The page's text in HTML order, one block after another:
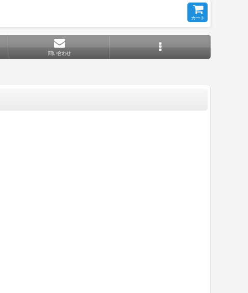
カート
問い合わせ